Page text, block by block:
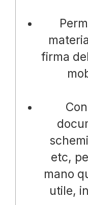
firma
etc,
mano
utile,